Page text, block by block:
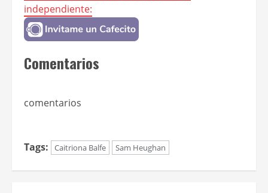
independiente:
Comentarios
comentarios
Tags: Caitriona Balfe Sam Heughan